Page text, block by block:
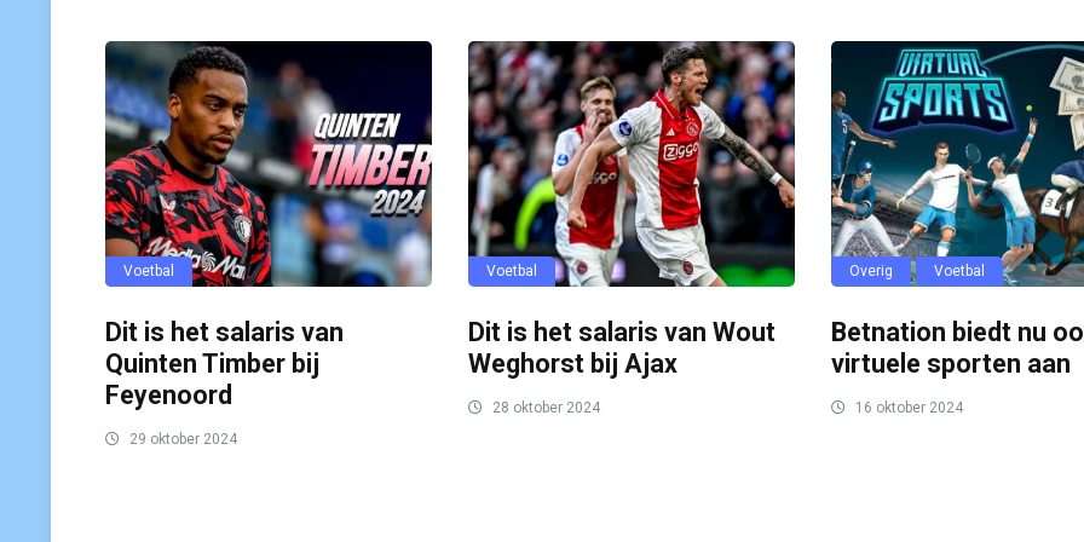
Voetbal
Dit is het salaris van
Quinten Timber bij
Feyenoord
29 oktober 2024
Voetbal
Dit is het salaris van Wout
Weghorst bij Ajax
28 oktober 2024
Overig Voetbal
Betnation biedt nu
virtuele sporten aan
16 oktober 2024